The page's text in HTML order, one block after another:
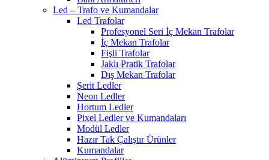
Led – Trafo ve Kumandalar
Led Trafolar
Profesyonel Seri İç Mekan Trafolar
İç Mekan Trafolar
Fişli Trafolar
Jaklı Pratik Trafolar
Dış Mekan Trafolar
Şerit Ledler
Neon Ledler
Hortum Ledler
Pixel Ledler ve Kumandaları
Modül Ledler
Hazır Tak Çalıştır Ürünler
Kumandalar